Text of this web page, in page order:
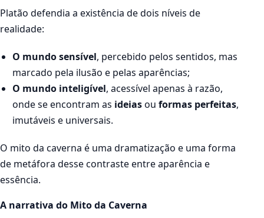
Platão defendia a existência de dois níveis de
realidade:
O mundo sensível, percebido pelos sentidos, mas
marcado pela ilusão e pelas aparências;
O mundo inteligível, acessível apenas à razão,
onde se encontram as ideiasou formas perfeitas,
imutáveis e universais.
O mito da caverna é uma dramatização e uma forma
de metáfora desse contraste entre aparência e
essência.
A narrativa do Mito da Caverna